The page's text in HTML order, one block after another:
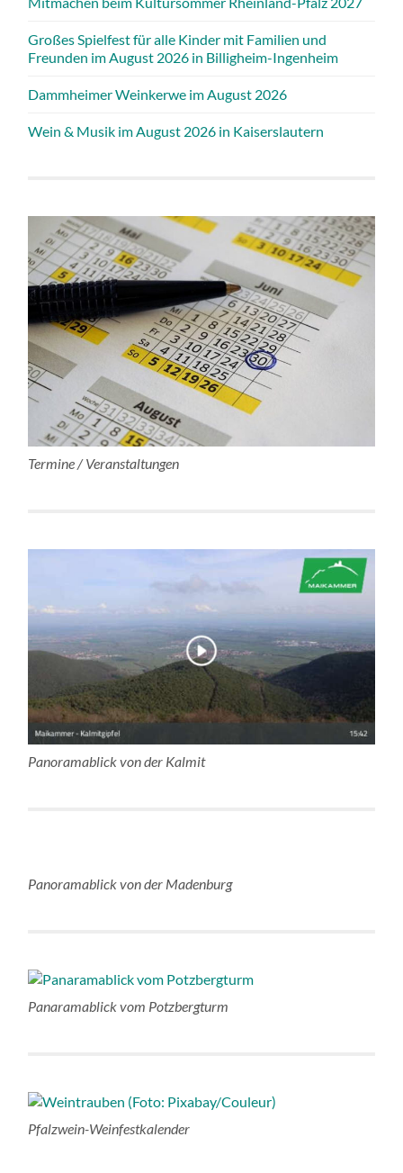
Großes Spielfest für alle Kinder mit Familien und
Freunden im August 2026 in Billigheim-Ingenheim
Dammheimer Weinkerwe im August 2026
Wein & Musik im August 2026 in Kaiserslautern
Termine / Veranstaltungen
Panoramablick von der Kalmit
Panoramablick von der Madenburg
Panaramablick vom Potzbergturm
Pfalzwein-Weinfestkalender